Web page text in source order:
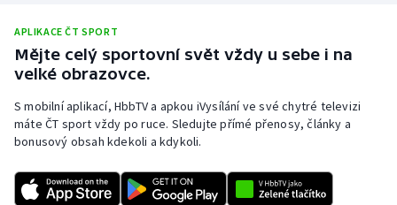
Plavání
Plážový volejbal
Ragby
Rychlobruslení
APLIKACE ČT SPORT
Mějte celý sportovní svět vždy u sebe i na
velké obrazovce.
S mobilní aplikací, HbbTV a apkou iVysílání ve své chytré televizi
máte ČT sport vždy po ruce. Sledujte přímé přenosy, články a
bonusový obsah kdekoli a kdykoli.